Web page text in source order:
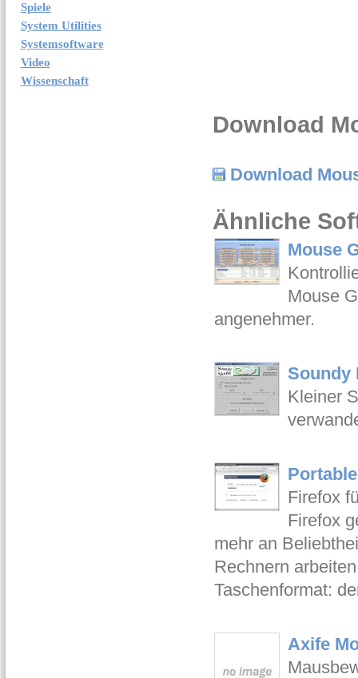
Spiele
System Utilities
Systemsoftware
Video
Wissenschaft
Download
Download
Ähnliche
Mouse
Mouse
angenehmer.
Soundy
Kleiner
Firefox
Firefox
mehr an
Rechnern
Taschenformat:
Axife